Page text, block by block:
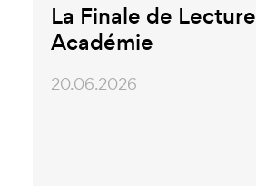
La Finale de Lecture
Académie
20.06.2026